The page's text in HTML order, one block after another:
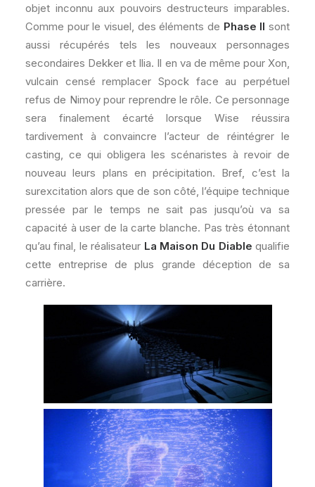
objet inconnu aux pouvoirs destructeurs imparables.
Comme pour le visuel, des éléments de Phase II sont
aussi récupérés tels les nouveaux personnages
secondaires Dekker et Ilia. Il en va de même pour Xon,
vulcain censé remplacer Spock face au perpétuel
refus de Nimoy pour reprendre le rôle. Ce personnage
sera finalement écarté lorsque Wise réussira
tardivement à convaincre l’acteur de réintégrer le
casting, ce qui obligera les scénaristes à revoir de
nouveau leurs plans en précipitation. Bref, c’est la
surexcitation alors que de son côté, l’équipe technique
pressée par le temps ne sait pas jusqu’où va sa
capacité à user de la carte blanche. Pas très étonnant
qu’au final, le réalisateur La Maison Du Diable qualifie
cette entreprise de plus grande déception de sa
carrière.